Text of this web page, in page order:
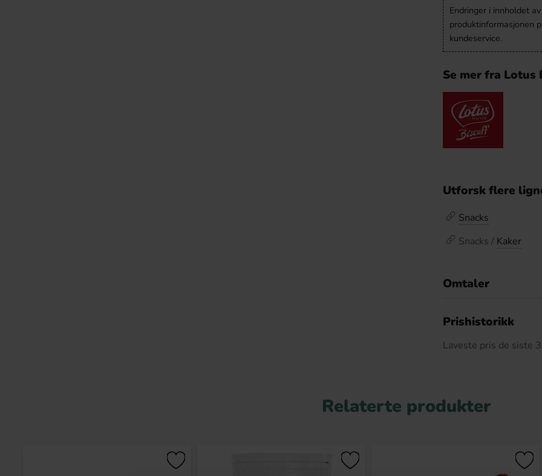
Endringer i innholdet
produktinformasjonen
kundeservice.
Se mer fra Lotus
Utforsk flere
Snacks
Snacks / Kaker
Omtaler
Prishistorikk
Laveste pris de siste
Relaterte produkter